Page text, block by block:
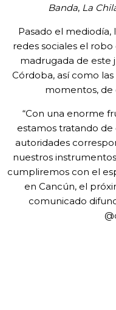
Banda, La
Pasado el mediodía,
redes sociales el
madrugada de este
Córdoba, así como
momentos, de
“Con una enorme
estamos tratando de
autoridades
nuestros
cumpliremos con el
en Cancún, el
comunicado